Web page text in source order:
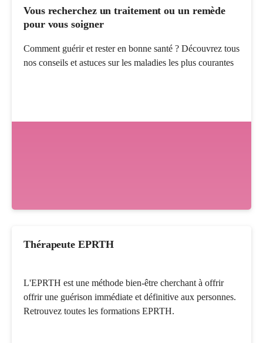
Vous recherchez un traitement ou un remède
pour vous soigner
Comment guérir et rester en bonne santé ? Découvrez tous
nos conseils et astuces sur les maladies les plus courantes
Thérapeute EPRTH
L'EPRTH est une méthode bien-être cherchant à offrir
offrir une guérison immédiate et définitive aux personnes.
Retrouvez toutes les formations EPRTH.